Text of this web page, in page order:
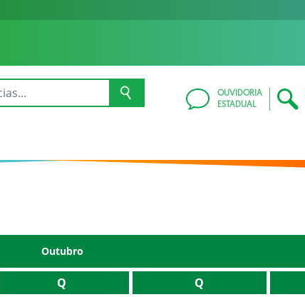
OUVIDORIA
ESTADUAL
Outubro
Q Q